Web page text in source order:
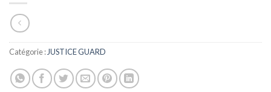
Catégorie :JUSTICE GUARD